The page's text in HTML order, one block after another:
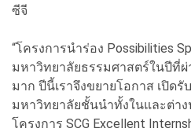
ซีจี
“โครงการนำร่อง Possibilities
มหาวิทยาลัยธรรมศาสตร์ในปีที่
มาก ปีนี้เราจึงขยายโอกาส เปิด
มหาวิทยาลัยชั้นนำทั้งในและต่า
โครงการ SCG Excellent